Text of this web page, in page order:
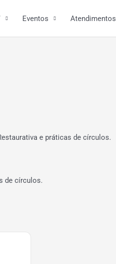
Eventos Atendimentos
e práticas de círculos.
de círculos.